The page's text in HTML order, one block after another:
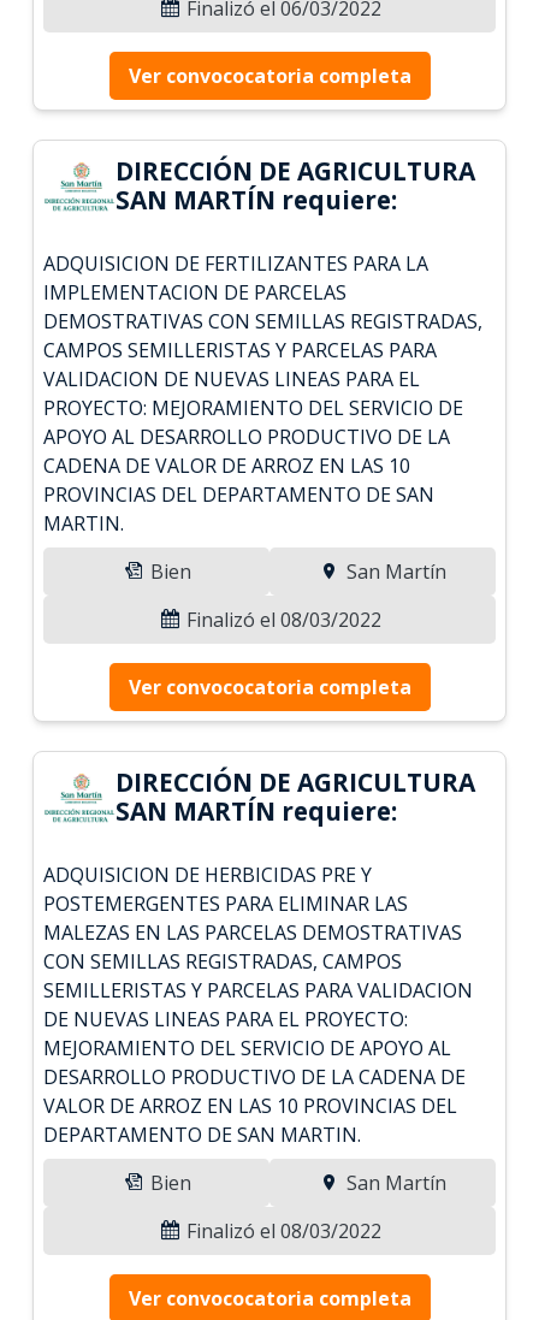
Finalizó el 06/03/2022
Ver convococatoria completa
DIRECCIÓN DE AGRICULTURA
SAN MARTÍN requiere:
ADQUISICION DE FERTILIZANTES PARA LA
IMPLEMENTACION DE PARCELAS
DEMOSTRATIVAS CON SEMILLAS REGISTRADAS,
CAMPOS SEMILLERISTAS Y PARCELAS PARA
VALIDACION DE NUEVAS LINEAS PARA EL
PROYECTO: MEJORAMIENTO DEL SERVICIO DE
APOYO AL DESARROLLO PRODUCTIVO DE LA
CADENA DE VALOR DE ARROZ EN LAS 10
PROVINCIAS DEL DEPARTAMENTO DE SAN
MARTIN.
Bien
San Martín
Finalizó el 08/03/2022
Ver convococatoria completa
DIRECCIÓN DE AGRICULTURA
SAN MARTÍN requiere:
ADQUISICION DE HERBICIDAS PRE Y
POSTEMERGENTES PARA ELIMINAR LAS
MALEZAS EN LAS PARCELAS DEMOSTRATIVAS
CON SEMILLAS REGISTRADAS, CAMPOS
SEMILLERISTAS Y PARCELAS PARA VALIDACION
DE NUEVAS LINEAS PARA EL PROYECTO:
MEJORAMIENTO DEL SERVICIO DE APOYO AL
DESARROLLO PRODUCTIVO DE LA CADENA DE
VALOR DE ARROZ EN LAS 10 PROVINCIAS DEL
DEPARTAMENTO DE SAN MARTIN.
Bien
San Martín
Finalizó el 08/03/2022
Ver convococatoria completa